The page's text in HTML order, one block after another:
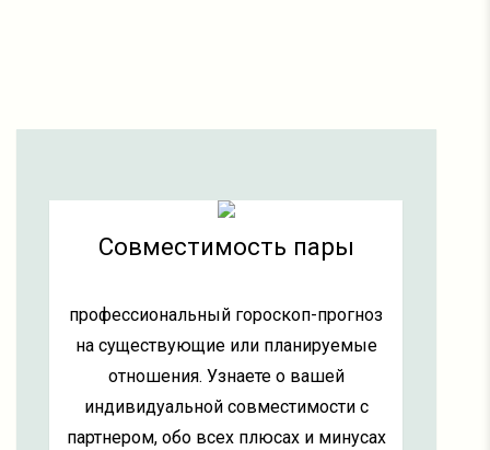
Совместимость пары
профессиональный гороскоп-прогноз
на существующие или планируемые
отношения. Узнаете о вашей
индивидуальной совместимости с
партнером, обо всех плюсах и минусах